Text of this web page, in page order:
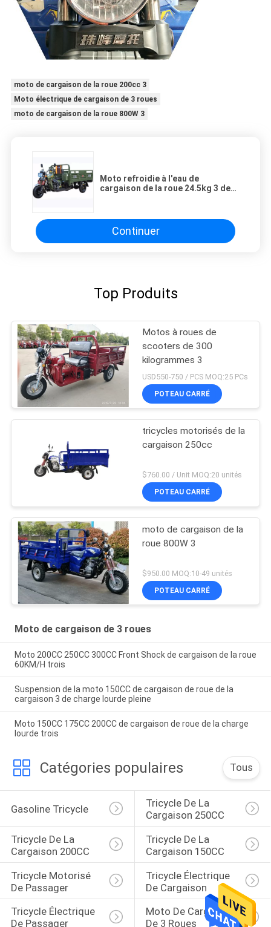
moto de cargaison de la roue 200cc 3
Moto électrique de cargaison de 3 roues
moto de cargaison de la roue 800W 3
Moto refroidie à l'eau de
cargaison de la roue 24.5kg 3 de
Continuer
Top Produits
Motos à roues de
scooters de 300
kilogrammes 3
USD550-750 / PCS MOQ:25 PCs
POTEAU CARRÉ
tricycles motorisés de la
cargaison 250cc
$760.00 / Unit MOQ:20 unités
POTEAU CARRÉ
moto de cargaison de la
roue 800W 3
$950.00 MOQ:10-49 unités
POTEAU CARRÉ
Moto de cargaison de 3 roues
Moto 200CC 250CC 300CC Front Shock de cargaison de la roue
60KM/H trois
Suspension de la moto 150CC de cargaison de roue de la
cargaison 3 de charge lourde pleine
Moto 150CC 175CC 200CC de cargaison de roue de la charge
lourde trois
Catégories populaires Tous
Gasoline Tricycle
Tricycle De La
Cargaison 250CC
Tricycle De La
Cargaison 200CC
Tricycle De La
Cargaison 150CC
Tricycle Motorisé
De Passager
Tricycle Électrique
De Cargaison
Tricycle Électrique
De Passager
Moto De Cargaison
De 3 Roues